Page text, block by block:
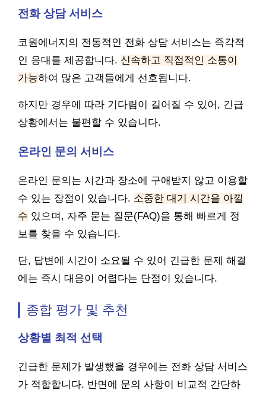
전화 상담 서비스
코원에너지의 전통적인 전화 상담 서비스는 즉각적
인 응대를 제공합니다. 신속하고 직접적인 소통이
가능하여 많은 고객들에게 선호됩니다.
하지만 경우에 따라 기다림이 길어질 수 있어, 긴급
상황에서는 불편할 수 있습니다.
온라인 문의 서비스
온라인 문의는 시간과 장소에 구애받지 않고 이용할
수 있는 장점이 있습니다. 소중한 대기 시간을 아낄
수 있으며, 자주 묻는 질문(FAQ)을 통해 빠르게 정
보를 찾을 수 있습니다.
단, 답변에 시간이 소요될 수 있어 긴급한 문제 해결
에는 즉시 대응이 어렵다는 단점이 있습니다.
종합 평가 및 추천
상황별 최적 선택
긴급한 문제가 발생했을 경우에는 전화 상담 서비스
가 적합합니다. 반면에 문의 사항이 비교적 간단하